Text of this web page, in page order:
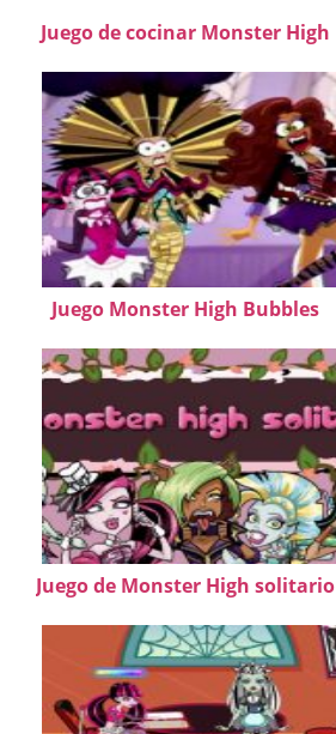
Juego de cocinar Monster High
Juego Monster High Bubbles
Juego de Monster High solitario